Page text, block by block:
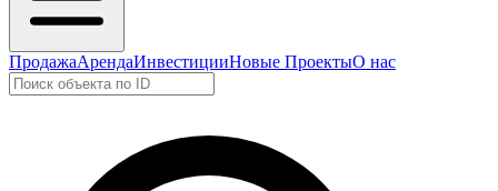
ПродажаАрендаИнвестицииНовые ПроектыО нас